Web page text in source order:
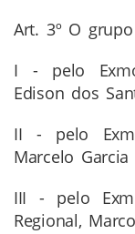
Art. 3º O
I - pelo
Edison dos
II - pelo
Marcelo
III - pelo
Regional,